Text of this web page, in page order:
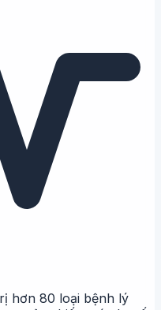
hơn 80 loại bệnh lý